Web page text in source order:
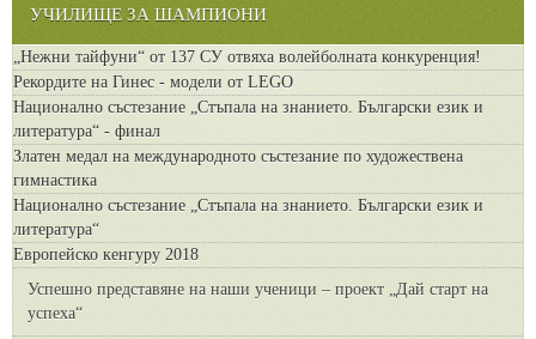
УЧИЛИЩЕ ЗА ШАМПИОНИ
„Нежни тайфуни“ от 137 СУ отвяха волейболната конкуренция!
Рекордите на Гинес - модели от LEGO
Национално състезание „Стъпала на знанието. Български език и
литература“ - финал
Златен медал на международното състезание по художествена
гимнастика
Национално състезание „Стъпала на знанието. Български език и
литература“
Европейско кенгуру 2018
Успешно представяне на наши ученици – проект „Дай старт на
успеха“